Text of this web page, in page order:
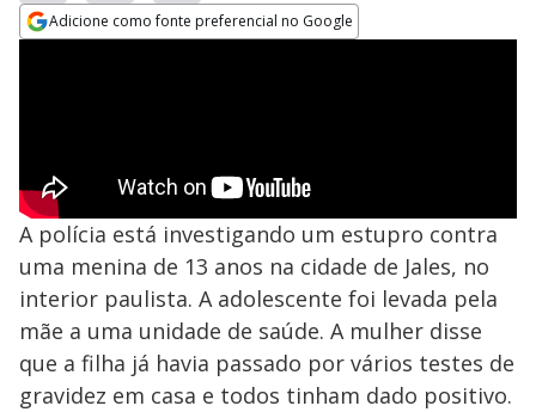
Adicione como fonte preferencial no Google
A polícia está investigando um estupro contra
uma menina de 13 anos na cidade de Jales, no
interior paulista. A adolescente foi levada pela
mãe a uma unidade de saúde. A mulher disse
que a filha já havia passado por vários testes de
gravidez em casa e todos tinham dado positivo.